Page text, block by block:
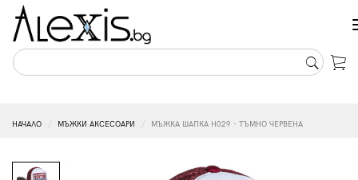
НАЧАЛО МЪЖКИ АКСЕСОАРИ МЪЖКА ШАПКА H029 - ТЪМНО ЧЕРВЕНА